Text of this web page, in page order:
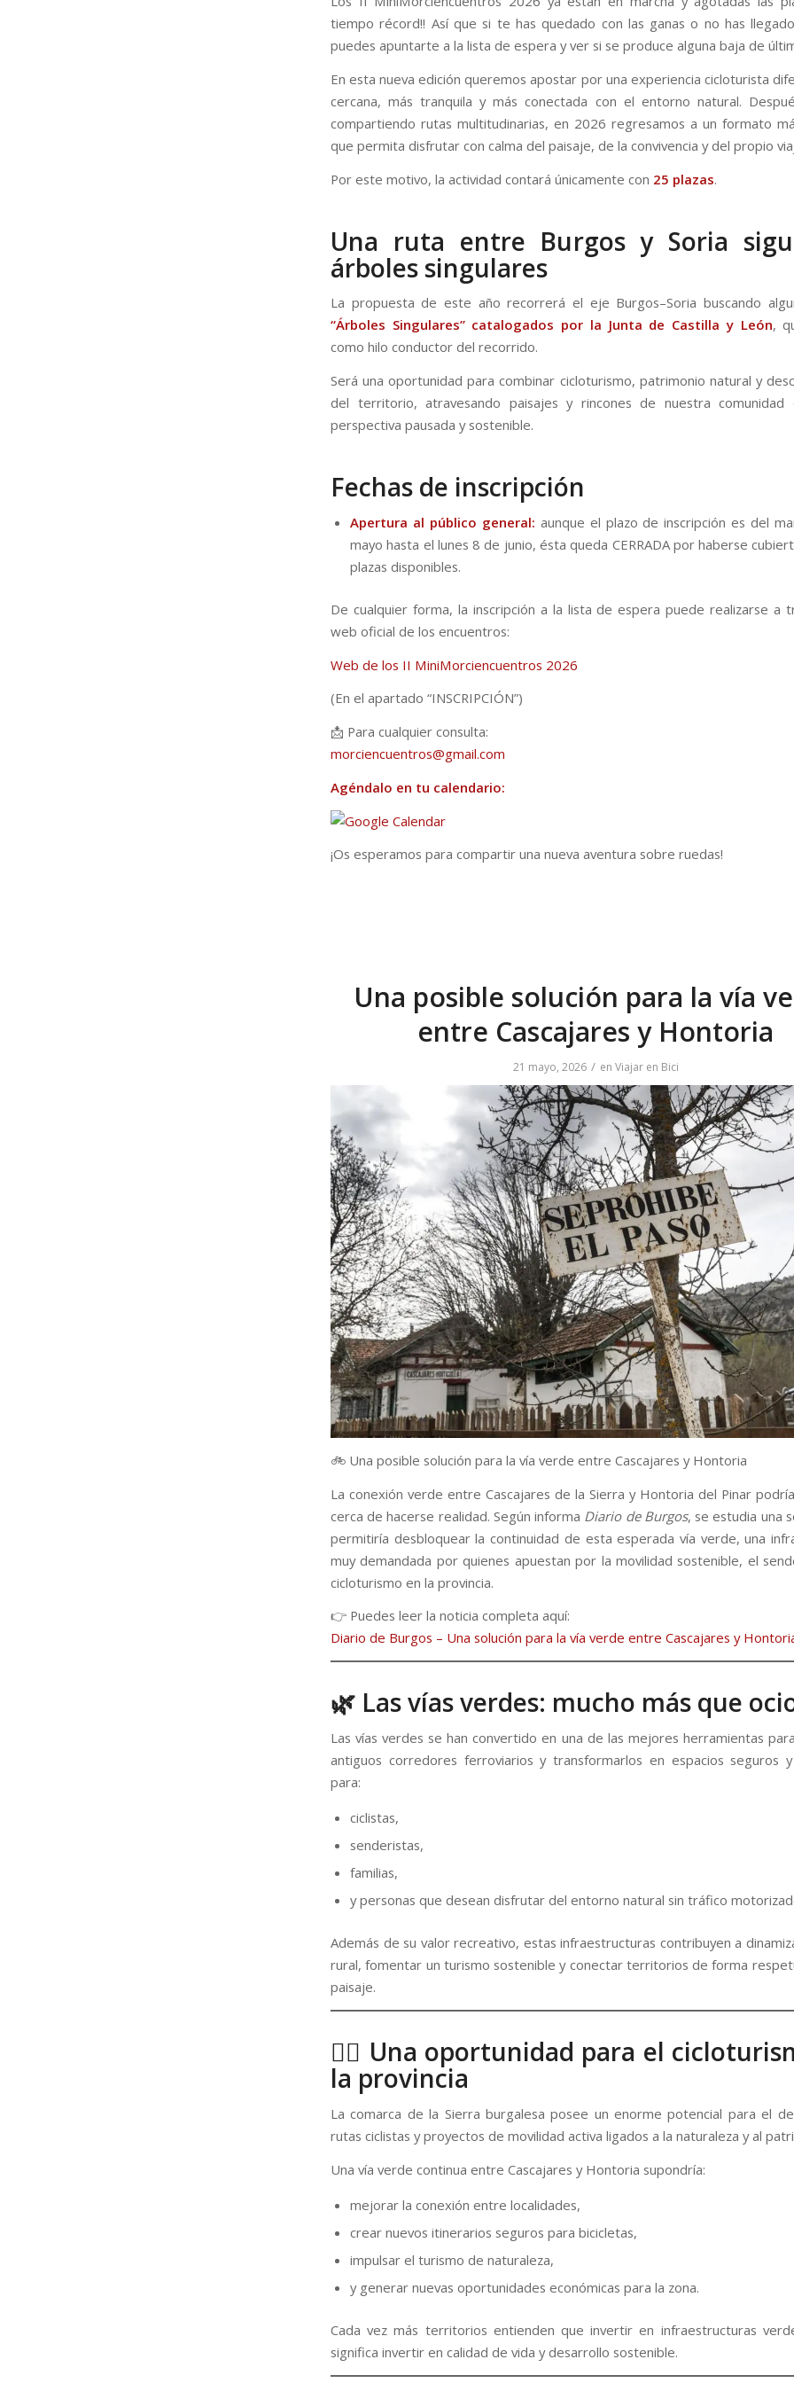
tiempo récord!! Así que si te has quedado con las ganas o no has
puedes apuntarte a la lista de espera y ver si se produce alguna baja de
En esta nueva edición queremos apostar por una experiencia cicloturista
cercana, más tranquila y más conectada con el entorno natural.
compartiendo rutas multitudinarias, en 2026 regresamos a un formato
que permita disfrutar con calma del paisaje, de la convivencia y del propio
Por este motivo, la actividad contará únicamente con 25 plazas.
Una ruta entre Burgos y Soria
árboles singulares
La propuesta de este año recorrerá el eje Burgos–Soria buscando
“Árboles Singulares” catalogados por la Junta de Castilla y León,
como hilo conductor del recorrido.
Será una oportunidad para combinar cicloturismo, patrimonio natural y
del territorio, atravesando paisajes y rincones de nuestra comunidad
perspectiva pausada y sostenible.
Fechas de inscripción
Apertura al público general: aunque el plazo de inscripción es del
mayo hasta el lunes 8 de junio, ésta queda CERRADA por haberse
plazas disponibles.
De cualquier forma, la inscripción a la lista de espera puede realizarse a
web oficial de los encuentros:
Web de los II MiniMorciencuentros 2026
(En el apartado “INSCRIPCIÓN”)
📩 Para cualquier consulta:
morciencuentros@gmail.com
Agéndalo en tu calendario:
¡Os esperamos para compartir una nueva aventura sobre ruedas!
Una posible solución para la vía
entre Cascajares y Hontoria
21 mayo, 2026 / en Viajar en Bici
🚲 Una posible solución para la vía verde entre Cascajares y Hontoria
La conexión verde entre Cascajares de la Sierra y Hontoria del Pinar
cerca de hacerse realidad. Según informa Diario de Burgos, se estudia una
permitiría desbloquear la continuidad de esta esperada vía verde, una
muy demandada por quienes apuestan por la movilidad sostenible, el
cicloturismo en la provincia.
👉 Puedes leer la noticia completa aquí:
Diario de Burgos – Una solución para la vía verde entre Cascajares y
🌿 Las vías verdes: mucho más que
Las vías verdes se han convertido en una de las mejores herramientas
antiguos corredores ferroviarios y transformarlos en espacios seguros y
para:
ciclistas,
senderistas,
familias,
y personas que desean disfrutar del entorno natural sin tráfico
Además de su valor recreativo, estas infraestructuras contribuyen a
rural, fomentar un turismo sostenible y conectar territorios de forma
paisaje.
🚴‍♀️ Una oportunidad para el
la provincia
La comarca de la Sierra burgalesa posee un enorme potencial para el
rutas ciclistas y proyectos de movilidad activa ligados a la naturaleza y al
Una vía verde continua entre Cascajares y Hontoria supondría:
mejorar la conexión entre localidades,
crear nuevos itinerarios seguros para bicicletas,
impulsar el turismo de naturaleza,
y generar nuevas oportunidades económicas para la zona.
Cada vez más territorios entienden que invertir en infraestructuras
significa invertir en calidad de vida y desarrollo sostenible.